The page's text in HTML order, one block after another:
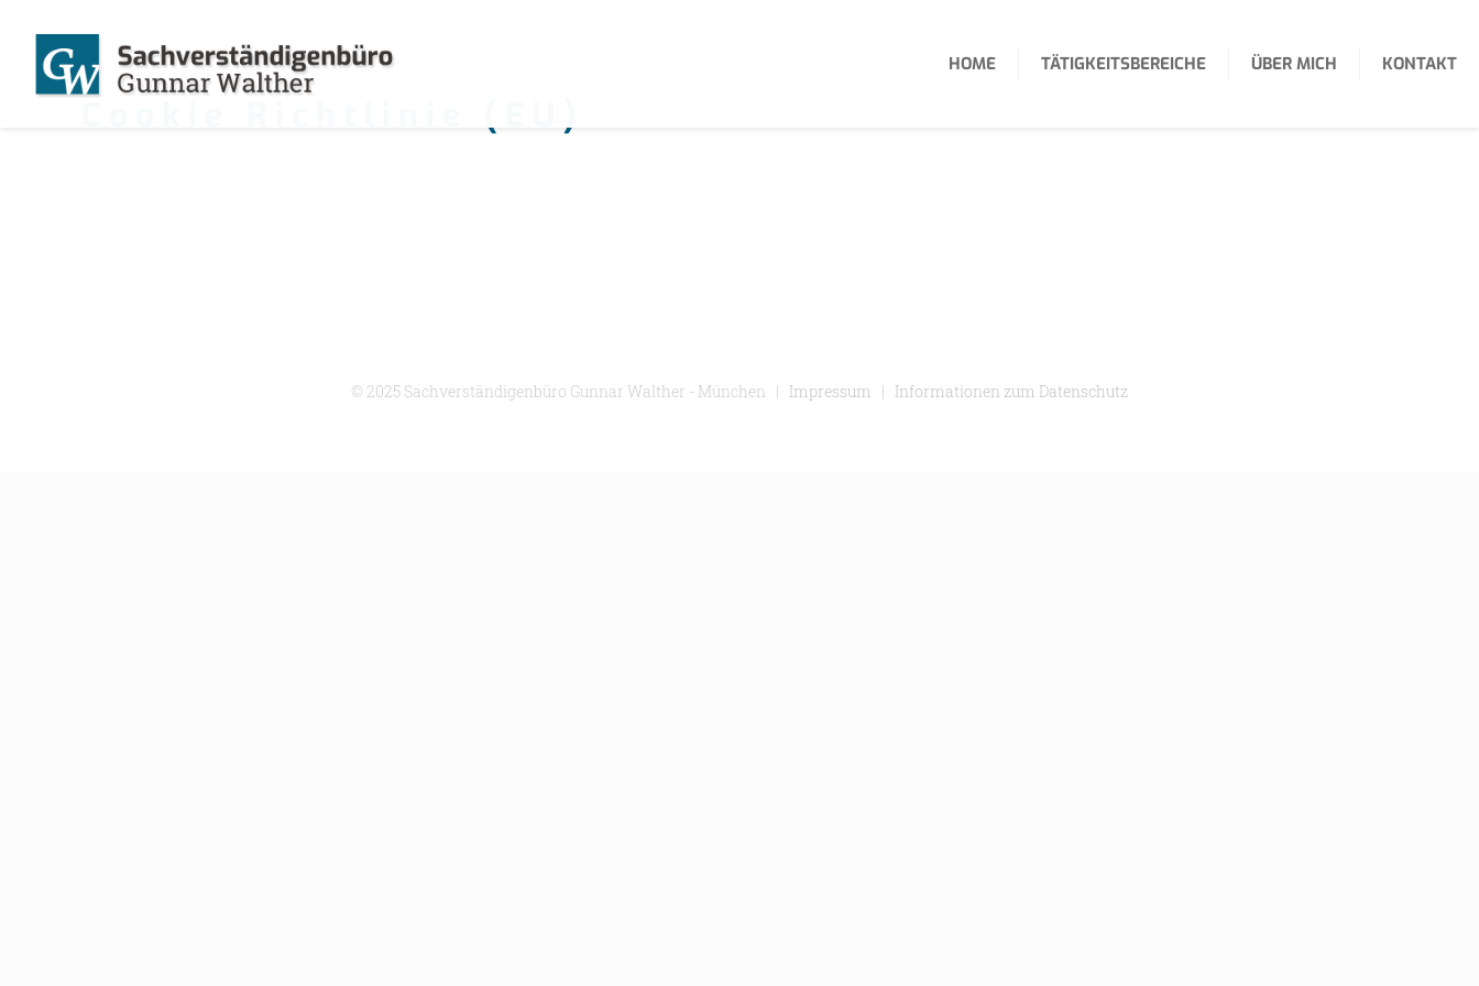
HOME TÄTIGKEITSBEREICHE ÜBER MICH KONTAKT
Cookie Richtlinie (EU)
© 2025 Sachverständigenbüro Gunnar Walther - München | Impressum | Informationen zum Datenschutz